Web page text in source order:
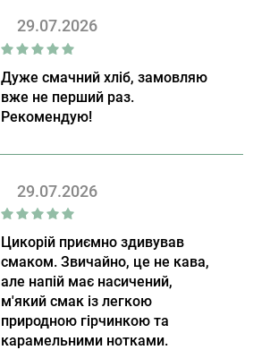
29.07.2026
Дуже смачний хліб, замовляю
вже не перший раз.
Рекомендую!
29.07.2026
Цикорій приємно здивував
смаком. Звичайно, це не кава,
але напій має насичений,
м'який смак із легкою
природною гірчинкою та
карамельними нотками.